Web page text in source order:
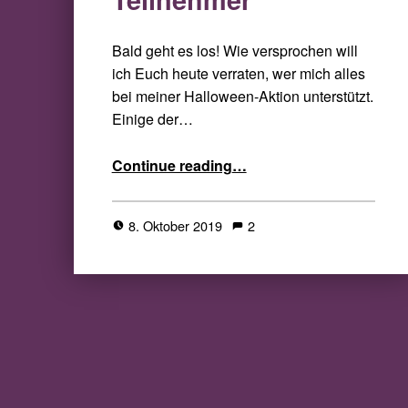
Bald geht es los! Wie versprochen will
ich Euch heute verraten, wer mich alles
bei meiner Halloween-Aktion unterstützt.
Einige der…
Continue reading“All Hallows Read 2019 – die Teilnehmer”
…
8. Oktober 2019 2